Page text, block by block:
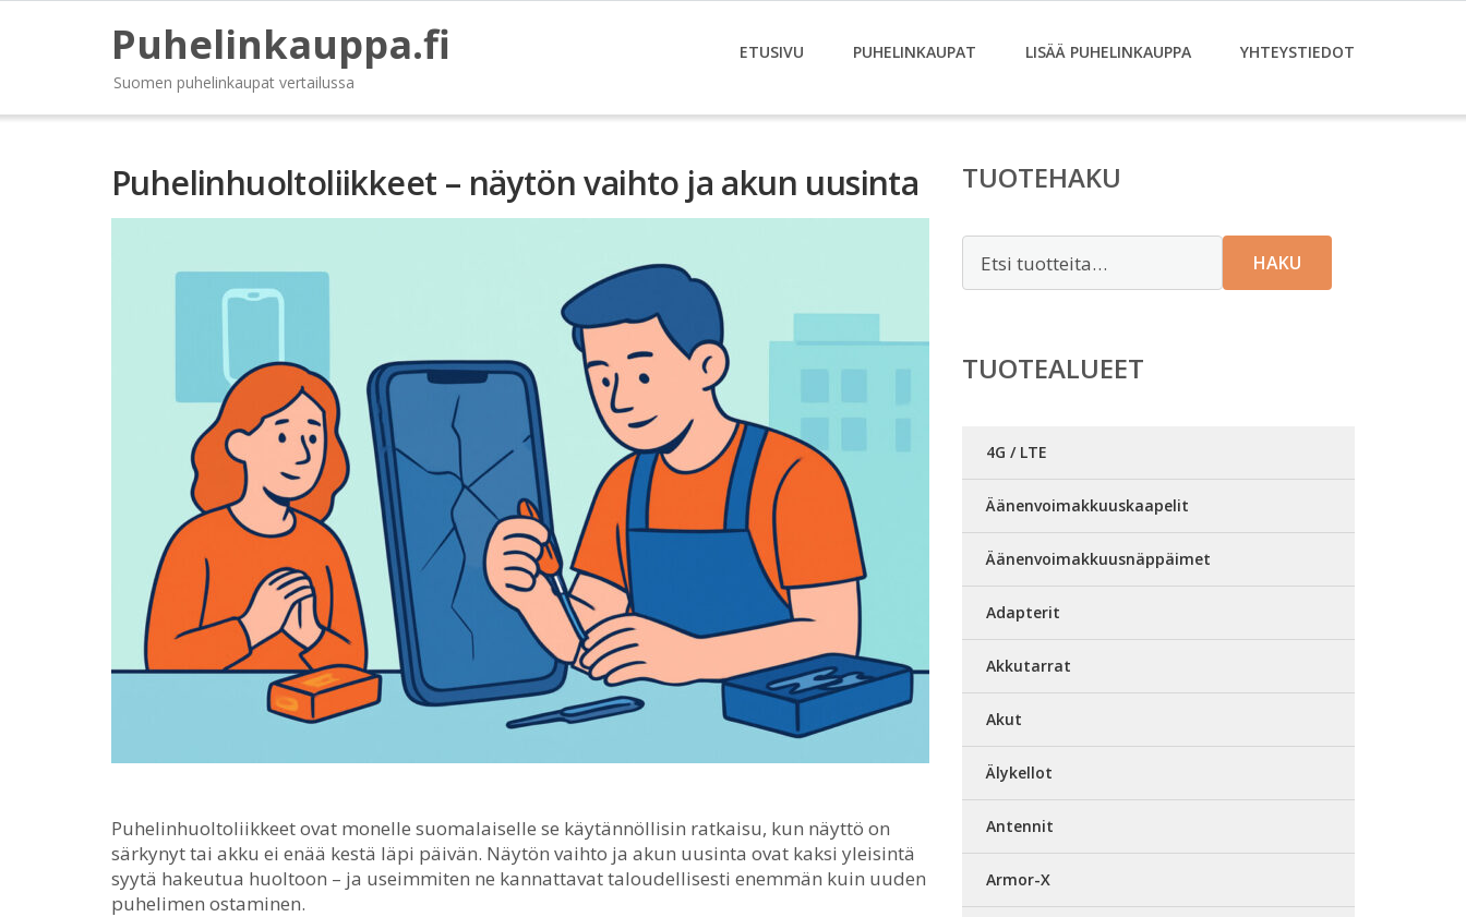
Puhelinkauppa.fi
Suomen puhelinkaupat vertailussa
ETUSIVU PUHELINKAUPAT LISÄÄ PUHELINKAUPPA YHTEYSTIEDOT
Puhelinhuoltoliikkeet – näytön vaihto ja akun uusinta
Puhelinhuoltoliikkeet ovat monelle suomalaiselle se käytännöllisin ratkaisu, kun näyttö on
särkynyt tai akku ei enää kestä läpi päivän. Näytön vaihto ja akun uusinta ovat kaksi yleisintä
syytä hakeutua huoltoon – ja useimmiten ne kannattavat taloudellisesti enemmän kuin uuden
puhelimen ostaminen.
TUOTEHAKU
HAKU
TUOTEALUEET
4G / LTE
Äänenvoimakkuuskaapelit
Äänenvoimakkuusnäppäimet
Adapterit
Akkutarrat
Akut
Älykellot
Antennit
Armor-X